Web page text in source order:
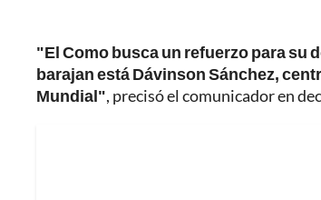
"El Como busca un refuerzo para su
barajan está Dávinson Sánchez,
Mundial", precisó el comunicador en